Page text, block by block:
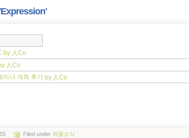
by 人Co
人Co
미나 개최 후기 by 人Co
Filed under제품소식